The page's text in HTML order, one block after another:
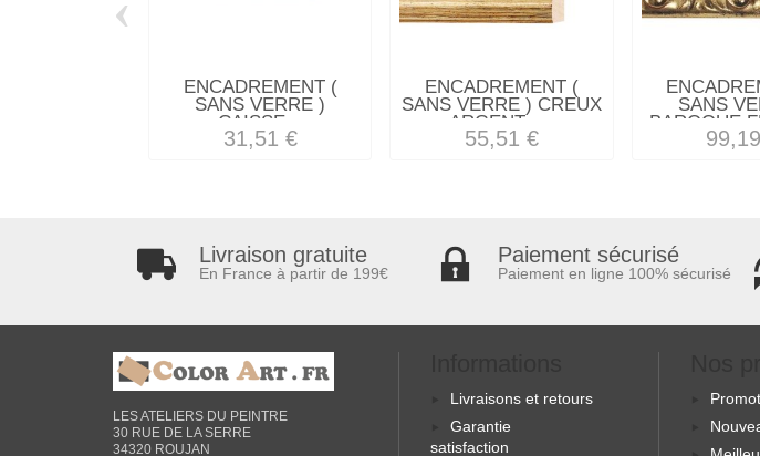
ENCADREMENT (
SANS VERRE )
CAISSE...
31,51 €
ENCADREMENT (
SANS VERRE ) CREUX
ARGENT -...
55,51 €
SANS
BAROQUE
Livraison gratuite
En France à partir de 199€
Paiement sécurisé
Paiement en ligne 100% sécurisé
LES ATELIERS DU PEINTRE
30 RUE DE LA SERRE
34320 ROUJAN
Livraisons et retours
Garantie
satisfaction